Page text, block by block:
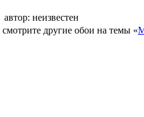
автор: неизвестен
смотрите другие обои на темы «